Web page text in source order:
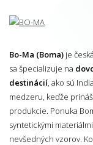
Bo-Ma (Boma) je
sa špecializuje na
destinácií , ako sú
medzeru, keďže
produkcie. Ponuka
syntetickými
nevšedných vzorov.